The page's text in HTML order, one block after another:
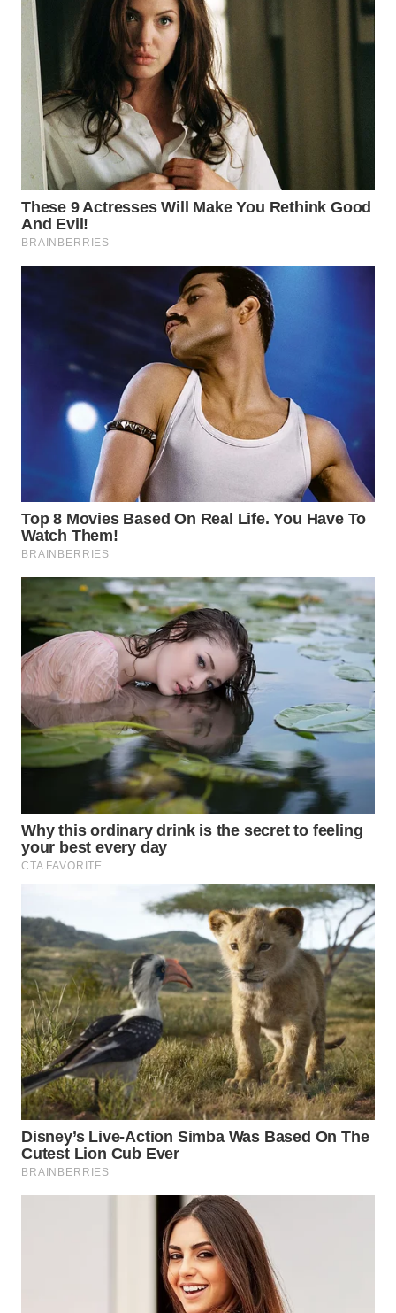
WN
PRIANGAN
TIMUR
WN
SEMARANG
WN
SOLO
WN
BOROBUDUR
SURABAYA
WN
BINTAN
WN
MANDALIKA
WN
LIKUPANG
WN
LABUANBAJO
Wahana
Media
Group
NEWS
WAHANA
TANI
WAHANA
ADVOKAT
WAHANA
WAHANA
KONSUMEN